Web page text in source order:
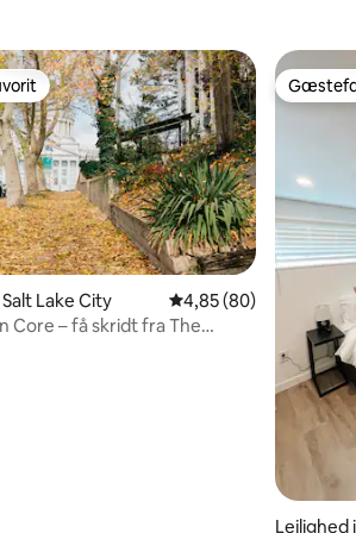
Lake City 4,85 ud af 5 i
4,85 (80)
Core – få skridt fra The
Lejlighed